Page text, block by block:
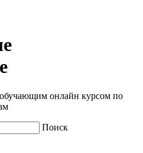
онлайн курсом по
Поиск